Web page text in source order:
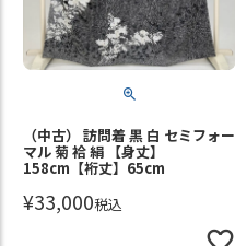
（中古） 訪問着 黒 白 セミフォー
マル 菊 袷 絹 【身丈】
158cm【裄丈】65cm
¥33,000税込